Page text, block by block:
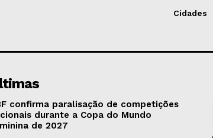
Cidades
confirma paralisação de competições
durante a Copa do Mundo
de 2027